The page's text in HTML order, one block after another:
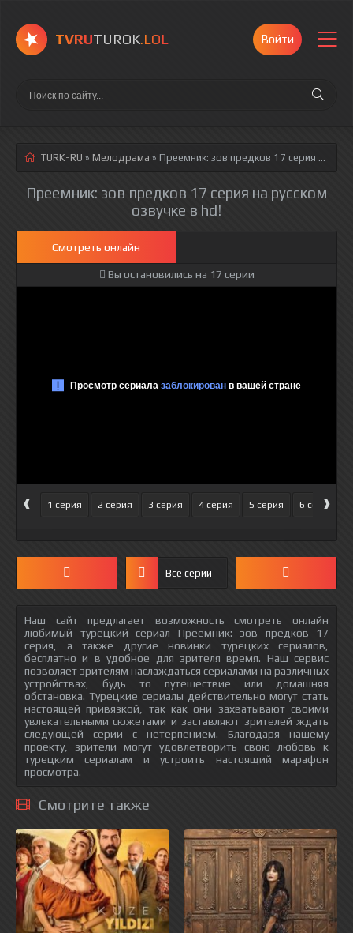
TVRUTUROK.LOL Войти
TURK-RU » Мелодрама » Преемник: зов предков 17 серия
Преемник: зов предков 17 серия на русском
озвучке в hd!
Смотреть онлайн
Вы остановились на 17 серии
‹ 1 серия 2 серия 3 серия 4 серия 5 серия 6 серия
›
Все серии
Наш сайт предлагает возможность смотреть онлайн
любимый турецкий сериал Преемник: зов предков 17
серия, а также другие новинки турецких сериалов,
бесплатно и в удобное для зрителя время. Наш сервис
позволяет зрителям наслаждаться сериалами на различных
устройствах, будь то путешествие или домашняя
обстановка. Турецкие сериалы действительно могут стать
настоящей привязкой, так как они захватывают своими
увлекательными сюжетами и заставляют зрителей ждать
следующей серии с нетерпением. Благодаря нашему
проекту, зрители могут удовлетворить свою любовь к
турецким сериалам и устроить настоящий марафон
просмотра.
Смотрите также